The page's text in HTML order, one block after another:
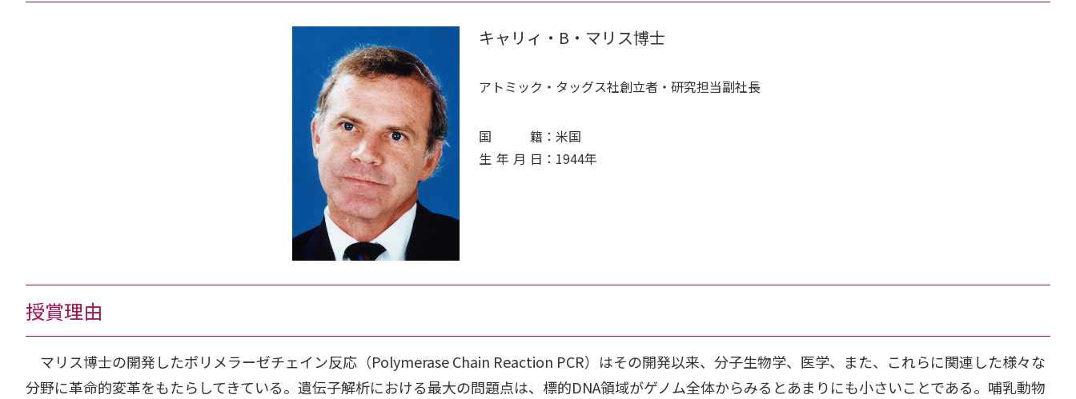
キャリィ・B・マリス博士
アトミック・タッグス社創立者・研究担当副社長
国籍 ：米国
生年月日 ：1944年
授賞理由
マリス博士の開発したポリメラーゼチェイン反応（Polymerase Chain Reaction PCR）はその開発以来、分子生物学、医学、また、これらに関連した様々な
分野に革命的変革をもたらしてきている。遺伝子解析における最大の問題点は、標的DNA領域がゲノム全体からみるとあまりにも小さいことである。哺乳動物